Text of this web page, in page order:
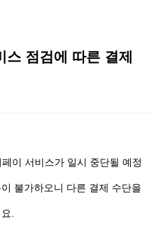
점검에 따른 결제
이 서비스가 일시 중단될 예정
불가하오니 다른 결제 수단을
.